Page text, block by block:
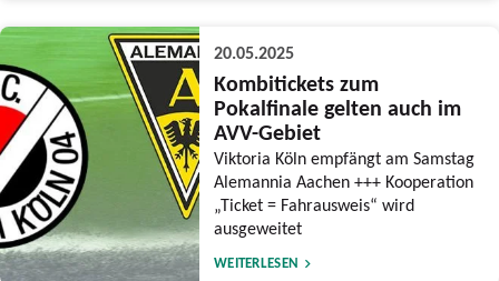
20.05.2025
Kombitickets zum
Pokalfinale gelten auch im
AVV-Gebiet
Viktoria Köln empfängt am Samstag
Alemannia Aachen +++ Kooperation
„Ticket = Fahrausweis“ wird
ausgeweitet
WEITERLESEN